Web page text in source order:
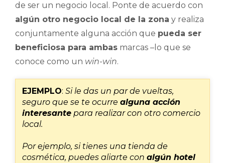
de ser un negocio local. Ponte de acuerdo con
algún otro negocio local de la zona y realiza
conjuntamente alguna acción que pueda ser
beneficiosa para ambas marcas –lo que se
conoce como un win-win.
EJEMPLO: Si le das un par de vueltas,
seguro que se te ocurre alguna acción
interesante para realizar con otro comercio
local.
Por ejemplo, si tienes una tienda de
cosmética, puedes aliarte con algún hotel